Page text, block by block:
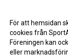
För att hemsidan
cookies från
Föreningen kan
eller